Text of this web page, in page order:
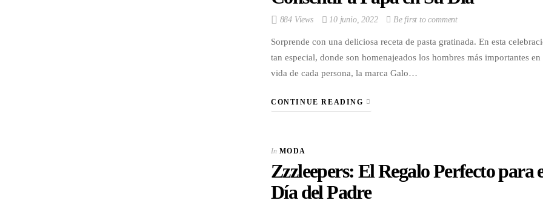
884 Views 10 junio, 2022 Be first to comment
Sorprende con una deliciosa receta de pasta gratinada. En esta
tan especial, donde son homenajeados los hombres más importantes en
vida de cada persona, la marca Galo…
CONTINUE READING
In MODA
Zzzleepers: El Regalo Perfecto para
Día del Padre